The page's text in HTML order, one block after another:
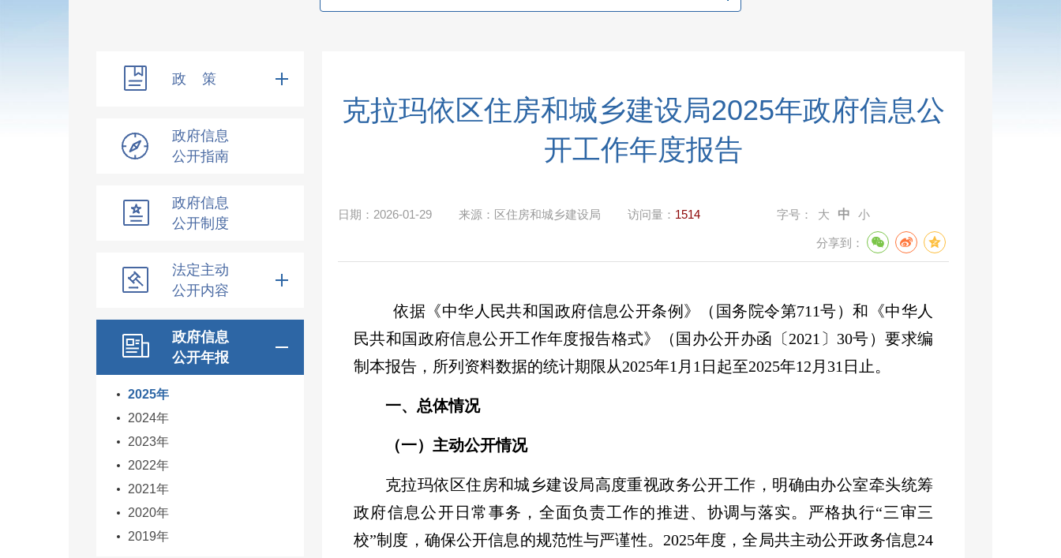
政 策
政府信息
公开指南
政府信息
公开制度
法定主动
公开内容
政府信息
公开年报
2025年
2024年
2023年
2022年
2021年
2020年
2019年
克拉玛依区住房和城乡建设局2025年政府信息公
开工作年度报告
日期： 2026-01-29 来源： 区住房和城乡建设局 访问量： 1514 字号： 大 中 小
分享到：
依据《中华人民共和国政府信息公开条例》（国务院令第711号）和《中华人
民共和国政府信息公开工作年度报告格式》（国办公开办函〔2021 〕 30号）要求编
制本报告，所列资料数据的统计期限从2025年1 月 1 日起至2025年12 月 31 日止。
一、总体情况
（一） 主动公开情况
克拉玛依区住房和城乡建设局高度重视政务公开工作，明确由办公室牵头统筹
政府信息公开日常事务，全面负责工作的推进、协调与落实。严格执行“三审三
校”制度 ，确保公开信息的规范性与严谨性。 2025年度，全局共主动公开政务信息24